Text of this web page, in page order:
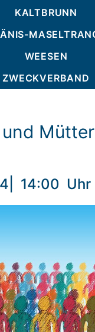
KALTBRUNN
WEESEN
ZWECKVERBAND
14:00 Uhr